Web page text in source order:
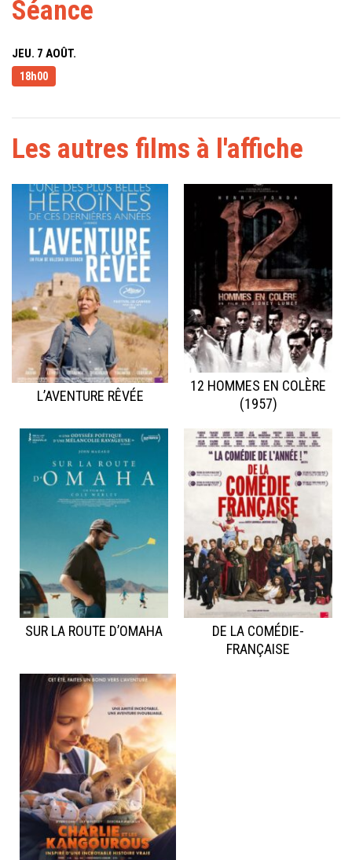
Séance
JEU. 7 AOÛT.
18h00
Les autres films à l'affiche
L’AVENTURE RÊVÉE
12 HOMMES EN COLÈRE
(1957)
SUR LA ROUTE D’OMAHA
DE LA COMÉDIE-
FRANÇAISE